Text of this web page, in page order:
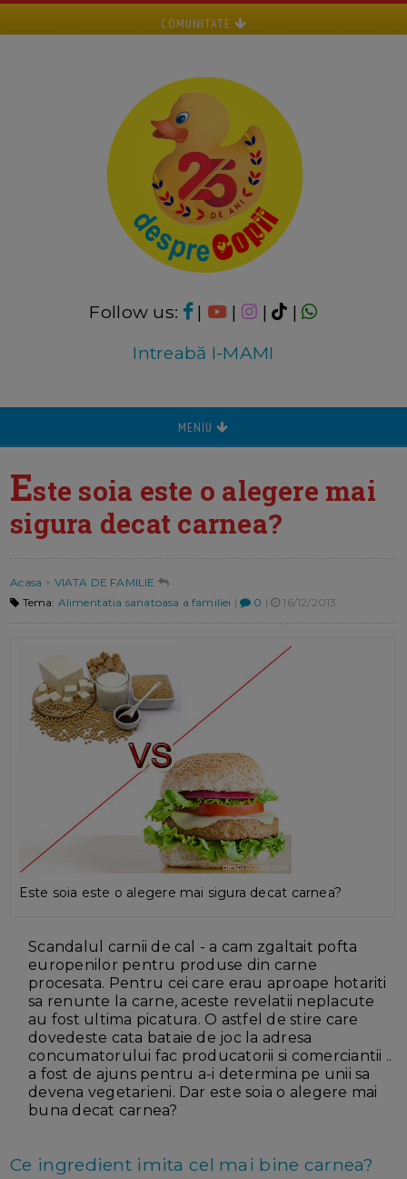
COMUNITATE
Follow us: | | |
|
Intreabă I-MAMI
MENIU
Este soia este o alegere mai
sigura decat carnea?
Acasa > VIATA DE FAMILIE
Tema: Alimentatia sanatoasa a familiei | 0 | 16/12/2013
Este soia este o alegere mai sigura decat carnea?
Scandalul carnii de cal - a cam zgaltait pofta
europenilor pentru produse din carne
procesata. Pentru cei care erau aproape hotariti
sa renunte la carne, aceste revelatii neplacute
au fost ultima picatura. O astfel de stire care
dovedeste cata bataie de joc la adresa
concumatorului fac producatorii si comerciantii ..
a fost de ajuns pentru a-i determina pe unii sa
devena vegetarieni. Dar este soia o alegere mai
buna decat carnea?
Ce ingredient imita cel mai bine carnea?